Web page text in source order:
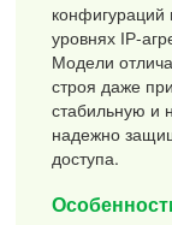
уровнях ІР-
Модели
строя даже
стабильную и
надежно
доступа.